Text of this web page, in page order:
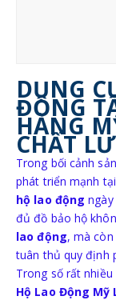
MẶT NẠ
TRANG PHỤC
QUẦN ÁO
QUẦN ÁO
DỤNG
ĐỘNG
HÀNG
CHẤT
Trong bối cảnh
phát triển mạnh
hộ lao động
đủ đồ bảo hộ
lao động, mà
tuân thủ quy định
Trong số rất
Hộ Lao Động Mỹ